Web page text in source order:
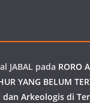
JABAL pada RORO
YANG BELUM
Arkeologis di